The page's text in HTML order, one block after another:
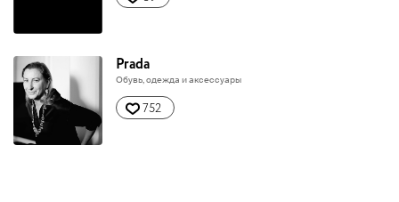
Prada
Обувь, одежда и аксессуары
752